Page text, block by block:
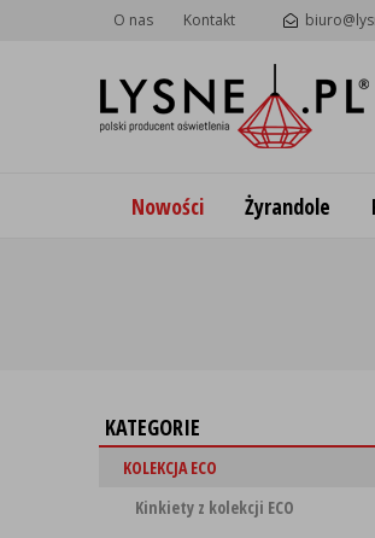
O nas Kontakt
Nowości Żyrandole
KATEGORIE
KOLEKCJA ECO
Kinkiety z kolekcji ECO